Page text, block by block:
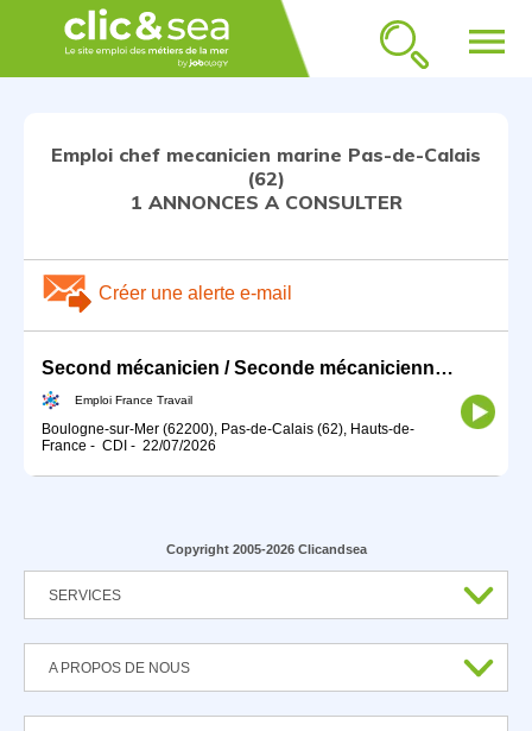
menu
Emploi chef mecanicien marine Pas-de-Calais
(62)
1 ANNONCES A CONSULTER
Créer une alerte e-mail
Second mécanicien / Seconde mécanicienne (H/F)
Emploi France Travail
Boulogne-sur-Mer (62200), Pas-de-Calais (62), Hauts-de-
France - CDI - 22/07/2026
Copyright 2005-2026 Clicandsea
SERVICES
A PROPOS DE NOUS